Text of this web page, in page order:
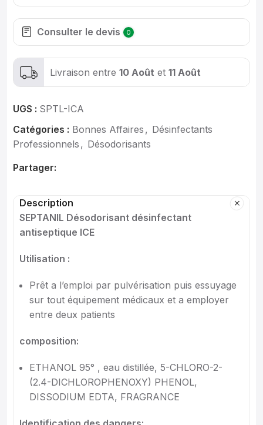
Consulter le devis 0
Livraison entre 10 Août et 11 Août
UGS : SPTL-ICA
Catégories : Bonnes Affaires , Désinfectants
Professionnels , Désodorisants
Partager:
Description
SEPTANIL Désodorisant désinfectant
antiseptique ICE
Utilisation :
Prêt a l’emploi par pulvérisation puis essuyage
sur tout équipement médicaux et a employer
entre deux patients
composition:
ETHANOL 95° , eau distillée, 5-CHLORO-2-
(2.4-DICHLOROPHENOXY) PHENOL,
DISSODIUM EDTA, FRAGRANCE